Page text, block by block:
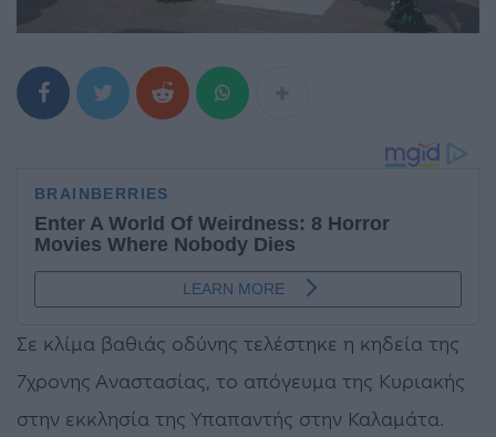
Σε κλίμα βαθιάς οδύνης τελέστηκε η κηδεία της
7χρονης Αναστασίας, το απόγευμα της Κυριακής
στην εκκλησία της Υπαπαντής στην Καλαμάτα.